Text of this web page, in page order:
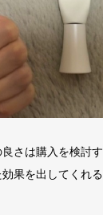
さは購入を検討
果を出してくれ